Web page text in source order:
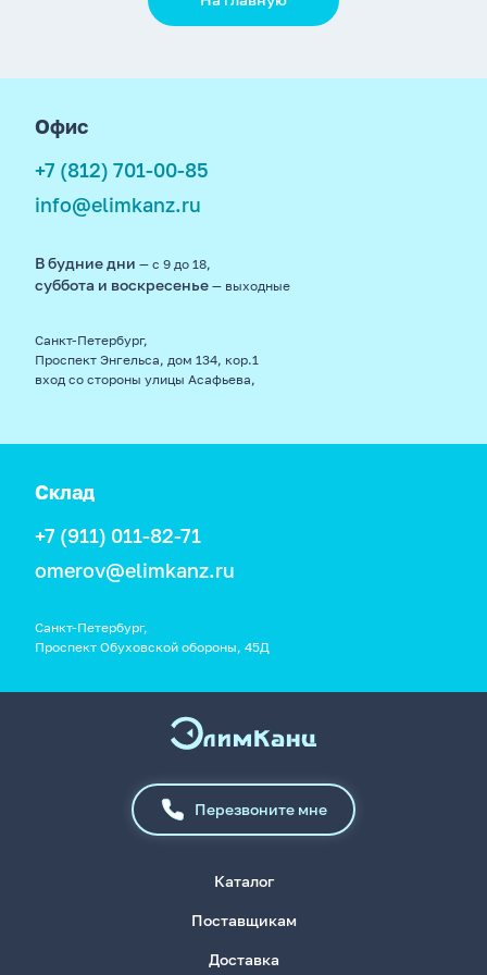
Офис
+7 (812) 701-00-85
info@elimkanz.ru
В будние дни — с 9 до 18,
суббота и воскресенье — выходные
Санкт-Петербург,
Проспект Энгельса, дом 134, кор.1
вход со стороны улицы Асафьева,
Склад
+7 (911) 011-82-71
omerov@elimkanz.ru
Санкт-Петербург,
Проспект Обуховской обороны, 45Д
Перезвоните мне
Каталог
Поставщикам
Доставка